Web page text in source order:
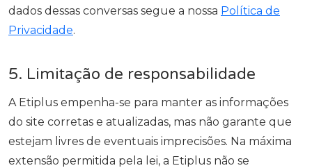
dados dessas conversas segue a nossa Política de
Privacidade.
5. Limitação de responsabilidade
A Etiplus empenha-se para manter as informações
do site corretas e atualizadas, mas não garante que
estejam livres de eventuais imprecisões. Na máxima
extensão permitida pela lei, a Etiplus não se